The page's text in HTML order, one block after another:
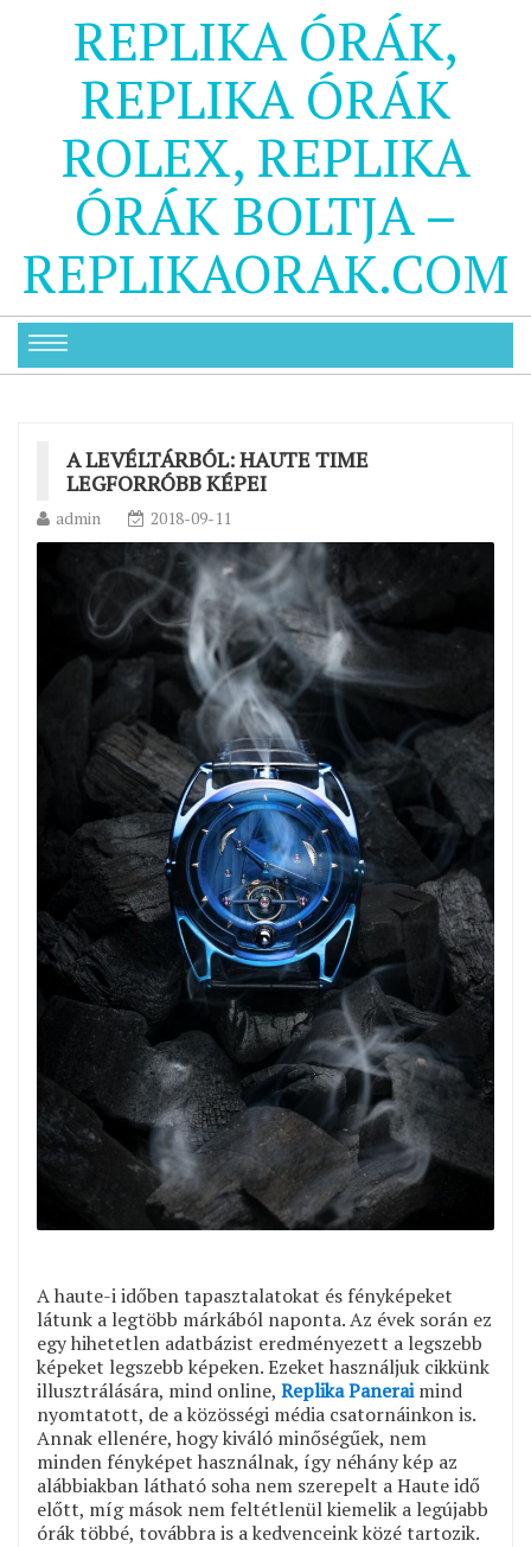
REPLIKA ÓRÁK,
REPLIKA ÓRÁK
ROLEX, REPLIKA
ÓRÁK BOLTJA –
REPLIKAORAK.COM
A LEVÉLTÁRBÓL: HAUTE TIME
LEGFORRÓBB KÉPEI
admin 2018-09-11
A haute-i időben tapasztalatokat és fényképeket
látunk a legtöbb márkából naponta. Az évek során ez
egy hihetetlen adatbázist eredményezett a legszebb
képeket legszebb képeken. Ezeket használjuk cikkünk
illusztrálására, mind online, Replika Paneraimind
nyomtatott, de a közösségi média csatornáinkon is.
Annak ellenére, hogy kiváló minőségűek, nem
minden fényképet használnak, így néhány kép az
alábbiakban látható soha nem szerepelt a Haute idő
előtt, míg mások nem feltétlenül kiemelik a legújabb
órák többé, továbbra is a kedvenceink közé tartozik.